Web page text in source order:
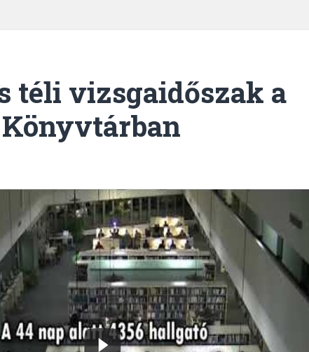
téli vizsgaidőszak a